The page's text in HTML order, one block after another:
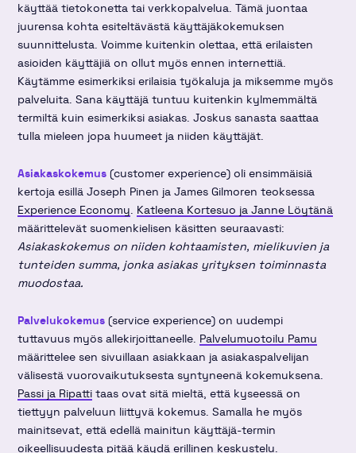
käyttää tietokonetta tai verkkopalvelua. Tämä juontaa
juurensa kohta esiteltävästä käyttäjäkokemuksen
suunnittelusta. Voimme kuitenkin olettaa, että erilaisten
asioiden käyttäjiä on ollut myös ennen internettiä.
Käytämme esimerkiksi erilaisia työkaluja ja miksemme myös
palveluita. Sana käyttäjä tuntuu kuitenkin kylmemmältä
termiltä kuin esimerkiksi asiakas. Joskus sanasta saattaa
tulla mieleen jopa huumeet ja niiden käyttäjät.
Asiakaskokemus (customer experience) oli ensimmäisiä
kertoja esillä Joseph Pinen ja James Gilmoren teoksessa
Experience Economy. Katleena Kortesuo ja Janne Löytänä
määrittelevät suomenkielisen käsitten seuraavasti:
Asiakaskokemus on niiden kohtaamisten, mielikuvien ja
tunteiden summa, jonka asiakas yrityksen toiminnasta
muodostaa.
Palvelukokemus (service experience) on uudempi
tuttavuus myös allekirjoittaneelle. Palvelumuotoilu Pamu
määrittelee sen sivuillaan asiakkaan ja asiakaspalvelijan
välisestä vuorovaikutuksesta syntyneenä kokemuksena.
Passi ja Ripatti taas ovat sitä mieltä, että kyseessä on
tiettyyn palveluun liittyvä kokemus. Samalla he myös
mainitsevat, että edellä mainitun käyttäjä-termin
oikeellisuudesta pitää käydä erillinen keskustelu.